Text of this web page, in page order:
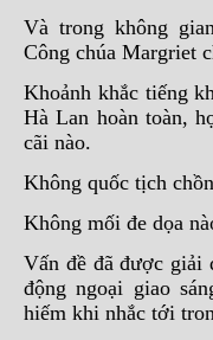
Và trong không
Công chúa Margriet
Khoảnh khắc tiếng
Hà Lan hoàn toàn,
cãi nào.
Không quốc tịch
Không mối đe dọa
Vấn đề đã được giải
động ngoại giao
hiếm khi nhắc tới